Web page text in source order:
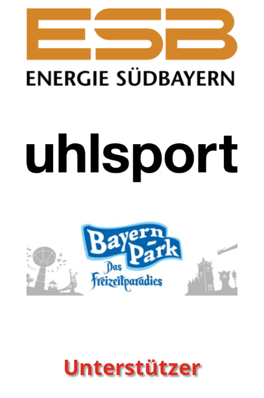
Unterstützer